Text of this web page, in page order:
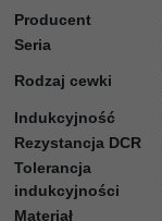
Producent
Seria
Rodzaj cewki
Indukcyjność
Rezystancja DCR
Tolerancja
indukcyjności
Materiał